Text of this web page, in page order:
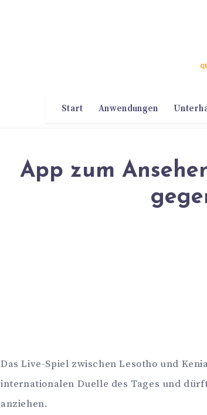
Start Anwendungen
App zum
Das Live-Spiel zwischen Lesotho und
internationalen Duelle des Tages und
anziehen.